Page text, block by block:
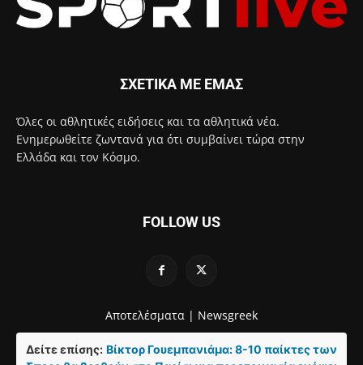
ΣΧΕΤΙΚΑ ΜΕ ΕΜΑΣ
Όλες οι αθλητικές ειδήσεις και τα αθλητικά νέα.
Ενημερωθείτε ζωντανά για ότι συμβαίνει τώρα στην
Ελλάδα και τον Κόσμο.
FOLLOW US
Αποτελέσματα | Newsgreek
Δείτε επίσης: Βίκτορ Γουεμπανιάμα: 8-10 παίκτες των